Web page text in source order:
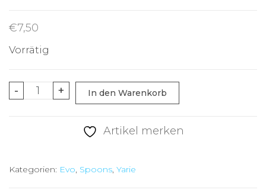
€7,50
Vorrätig
-
Yarie
Anniversary
+ In den Warenkorb
Artikel merken
Kategorien: Evo, Spoons, Yarie